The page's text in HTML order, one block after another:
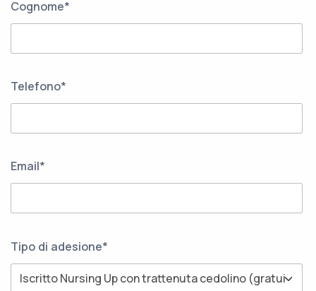
Cognome*
Telefono*
Email*
Tipo di adesione*